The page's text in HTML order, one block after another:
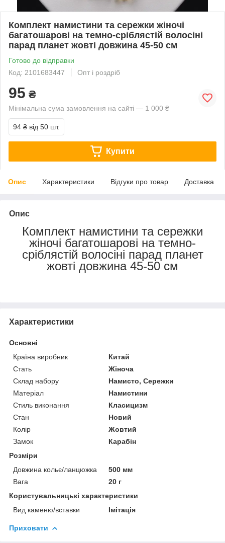
Комплект намистини та сережки жіночі
багатошарові на темно-сріблястій волосіні
парад планет жовті довжина 45-50 см
Готово до відправки
Код: 2101683447
Опт і роздріб
95 ₴
Мінімальна сума замовлення на сайті — 1 000 ₴
94 ₴ від 50 шт.
Купити
Опис Характеристики Відгуки про товар Доставка
Опис
Комплект намистини та сережки
жіночі багатошарові на темно-
сріблястій волосіні парад планет
жовті довжина 45-50 см
Характеристики
Основні
Країна виробник
Китай
Стать
Жіноча
Склад набору
Намисто, Сережки
Матеріал
Намистини
Стиль виконання
Класицизм
Стан
Новий
Колір
Жовтий
Замок
Карабін
Розміри
Довжина кольє/ланцюжка
500 мм
Вага
20 г
Користувальницькі характеристики
Вид каменю/вставки
Імітація
Приховати